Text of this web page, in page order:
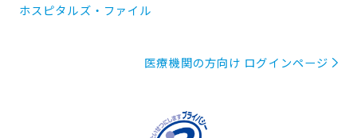
ホスピタルズ・ファイル
医療機関の方向け ログインページ